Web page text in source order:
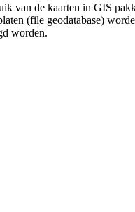
van de kaarten in GIS
(file geodatabase)
worden.